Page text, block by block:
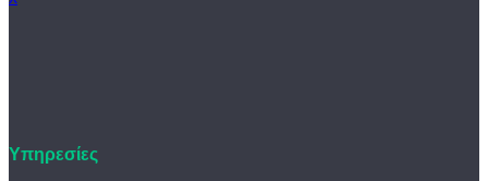
Υπηρεσίες